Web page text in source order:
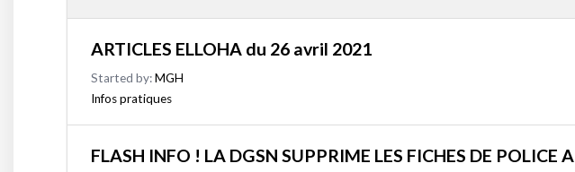
ARTICLES ELLOHA du 26 avril 2021
Started by:MGH
Infos pratiques
FLASH INFO ! LA DGSN SUPPRIME LES FICHES DE POLICE A